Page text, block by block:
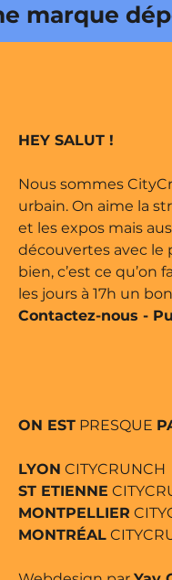
par
HEY SALUT !
Nous sommes
urbain. On aime la
et les expos mais
découvertes avec le
bien, c’est ce
les jours à 17h un
Contactez-nous -
ON EST PRESQUE
LYON CITYCRUNCH
ST ETIENNE
MONTPELLIER
MONTRÉAL